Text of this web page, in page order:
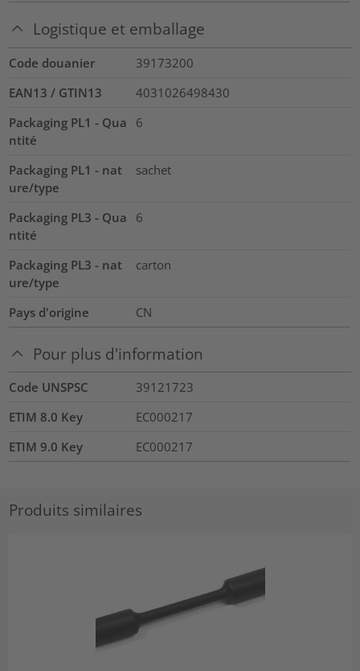
Logistique et emballage
Code douanier
39173200
EAN13 / GTIN13
4031026498430
Packaging PL1 - Qua
ntité
6
Packaging PL1 - nat
ure/type
sachet
Packaging PL3 - Qua
ntité
6
Packaging PL3 - nat
ure/type
carton
Pays d'origine CN
Pour plus d'information
Code UNSPSC
39121723
ETIM 8.0 Key
EC000217
ETIM 9.0 Key
EC000217
Produits similaires